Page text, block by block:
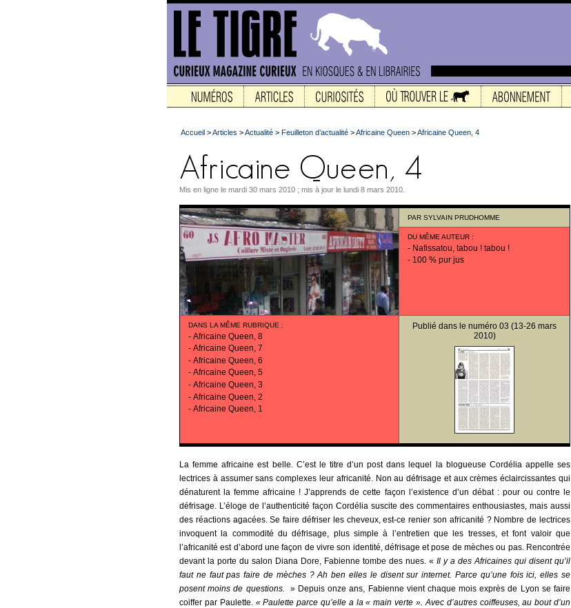
Accueil >Articles >Actualité > Feuilleton d’actualité >Africaine Queen >Africaine Queen, 4
Mis en ligne le mardi 30 mars 2010 ; mis à jour le lundi 8 mars 2010.
PAR SYLVAIN PRUDHOMME
DU MÊME AUTEUR :
- Nafissatou, tabou ! tabou !
- 100 % pur jus
DANS LA MÊME RUBRIQUE :
- Africaine Queen, 8
- Africaine Queen, 7
- Africaine Queen, 6
- Africaine Queen, 5
- Africaine Queen, 3
- Africaine Queen, 2
- Africaine Queen, 1
Publié dans le numéro 03 (13-26 mars
2010)
La femme africaine est belle. C’est le titre d’un post dans lequel la blogueuse Cordélia appelle ses
lectrices à assumer sans complexes leur africanité. Non au défrisage et aux crèmes éclaircissantes qui
dénaturent la femme africaine ! J’apprends de cette façon l’existence d’un débat : pour ou contre le
défrisage. L’éloge de l’authenticité façon Cordélia suscite des commentaires enthousiastes, mais aussi
des réactions agacées. Se faire défriser les cheveux, est-ce renier son africanité ? Nombre de lectrices
invoquent la commodité du défrisage, plus simple à l’entretien que les tresses, et font valoir que
l’africanité est d’abord une façon de vivre son identité, défrisage et pose de mèches ou pas. Rencontrée
devant la porte du salon Diana Dore, Fabienne tombe des nues. « Il y a des Africaines qui disent qu’il
faut ne faut pas faire de mèches ? Ah ben elles le disent sur internet. Parce qu’une fois ici, elles se
posent moins de questions.
» Depuis onze ans, Fabienne vient chaque mois exprès de Lyon se faire
coiffer par Paulette. « Paulette parce qu’elle a la « main verte ». Avec d’autres coiffeuses, au bout d’un